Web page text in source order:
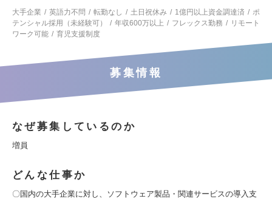
大手企業
英語力不問 転勤なし 土日祝休み 1億円以上資金調達済
ポ
テンシャル採用（未経験可）
年収600万以上 フレックス勤務
リモート
ワーク可能
育児支援制度
募集情報
なぜ募集しているのか
増員
どんな仕事か
〇国内の大手企業に対し、ソフトウェア製品・関連サービスの導入支